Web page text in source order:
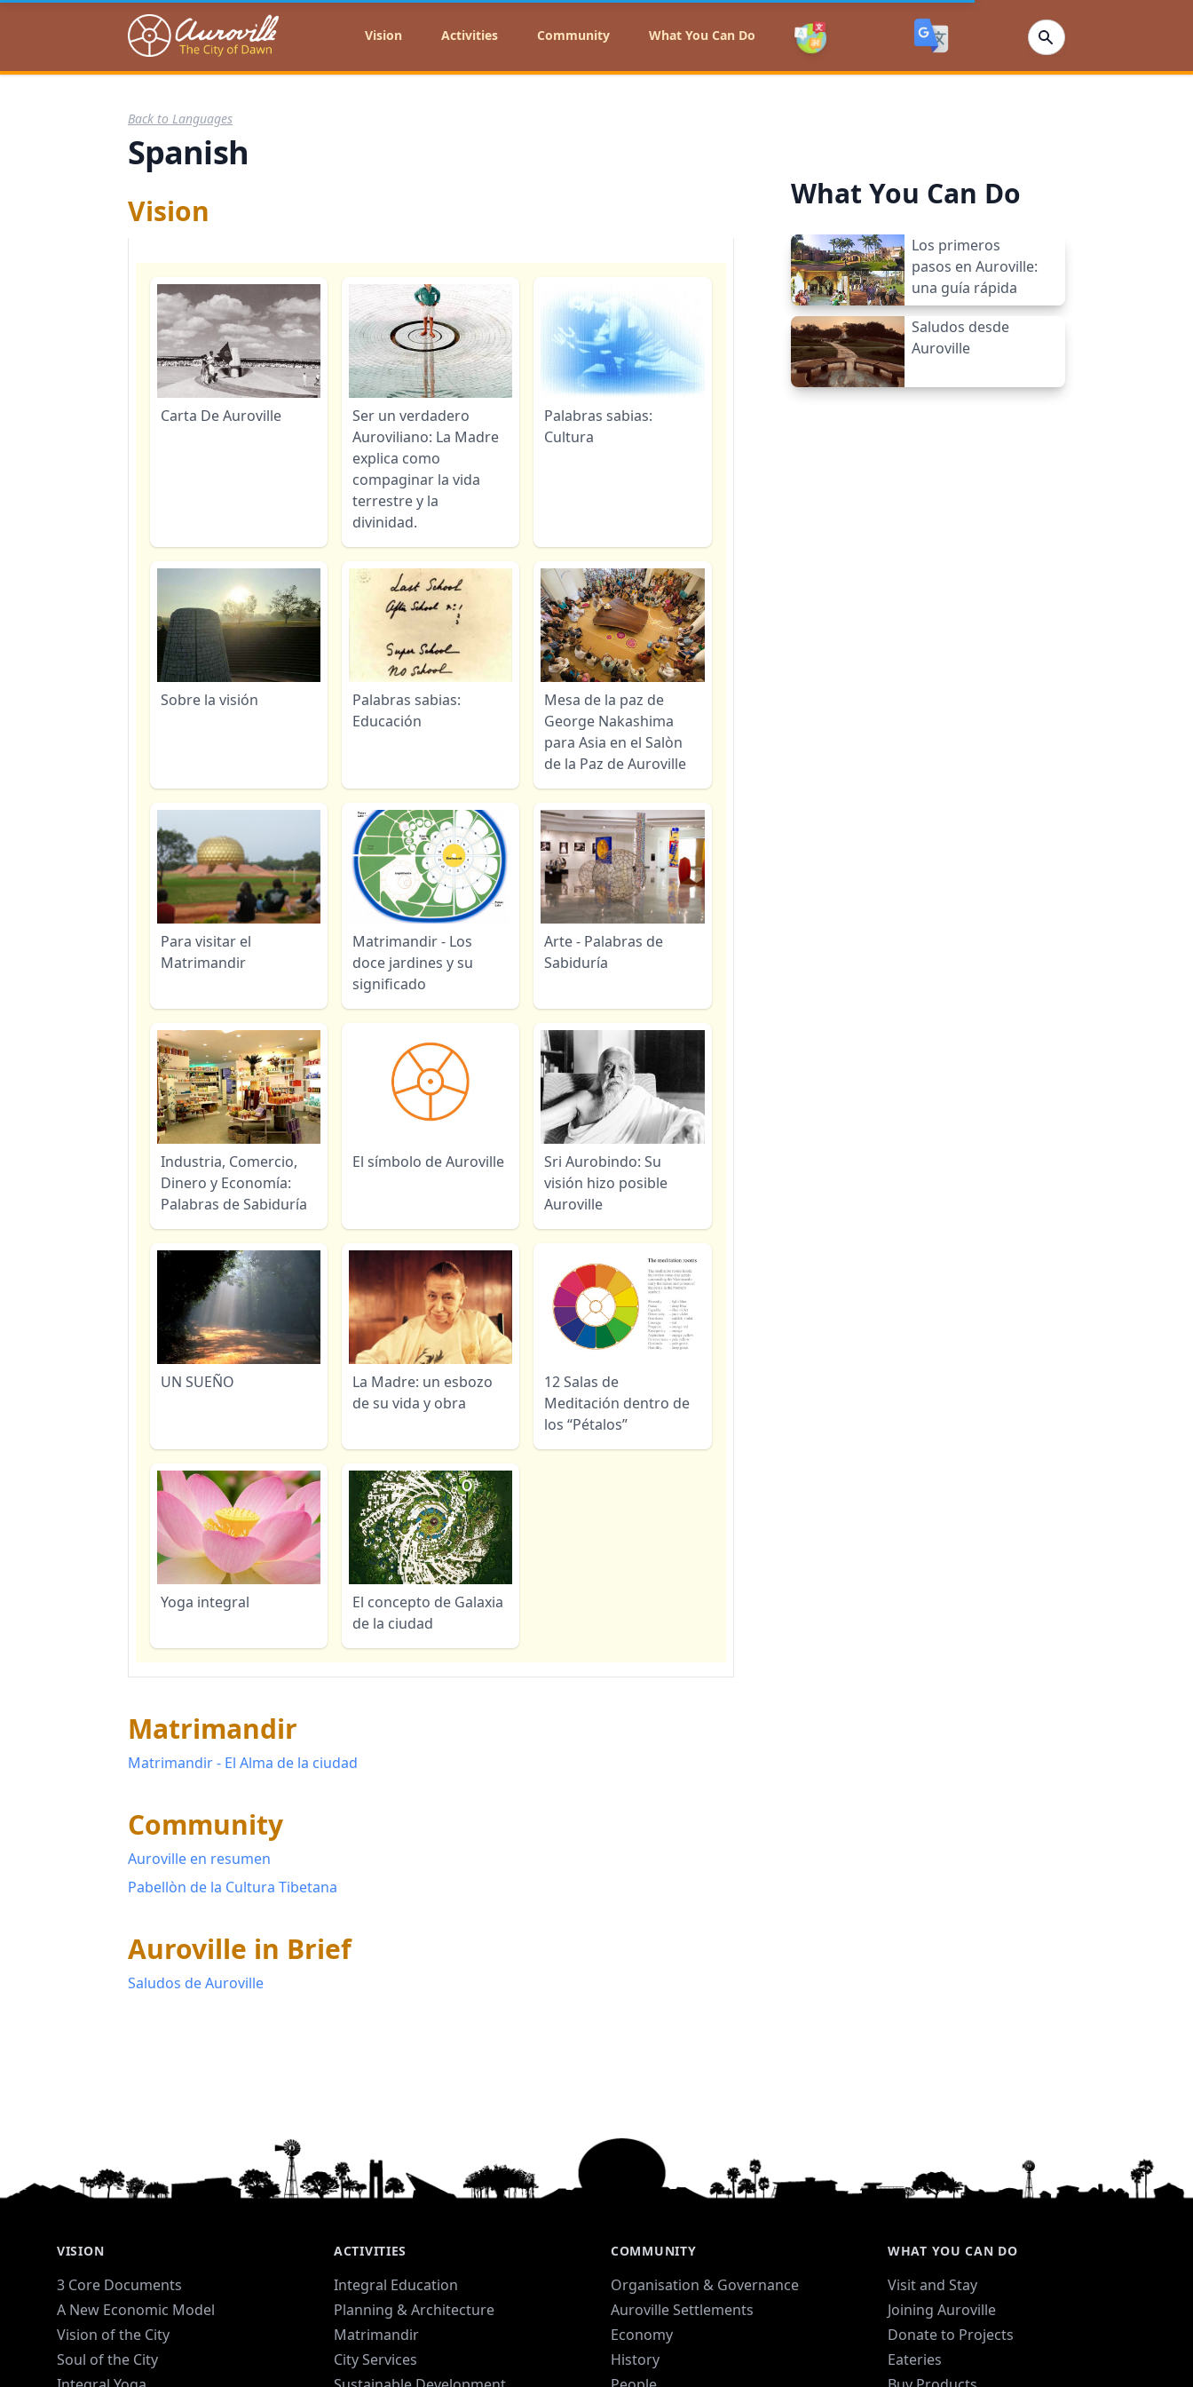
Auroville Vision Activities Community What You Can Do
Back to Languages
Spanish
Vision
Carta De Auroville
Ser un verdadero
Auroviliano: La Madre
explica como
compaginar la vida
terrestre y la
divinidad.
Palabras sabias:
Cultura
Sobre la visión
Palabras sabias:
Educación
Mesa de la paz de
George Nakashima
para Asia en el Salòn
de la Paz de Auroville
Para visitar el
Matrimandir
Matrimandir - Los
doce jardines y su
significado
Arte - Palabras de
Sabiduría
Industria, Comercio,
Dinero y Economía:
Palabras de Sabiduría
El símbolo de Auroville
Sri Aurobindo: Su
visión hizo posible
Auroville
UN SUEÑO
La Madre: un esbozo
de su vida y obra
12 Salas de
Meditación dentro de
los “Pétalos”
Yoga integral
El concepto de Galaxia
de la ciudad
Matrimandir
Matrimandir - El Alma de la ciudad
Community
Auroville en resumen
Pabellòn de la Cultura Tibetana
Auroville in Brief
Saludos de Auroville
What You Can Do
Los primeros
pasos en Auroville:
una guía rápida
Saludos desde
Auroville
VISION
3 Core Documents
A New Economic Model
Vision of the City
Soul of the City
ACTIVITIES
Integral Education
Planning & Architecture
Matrimandir
City Services
COMMUNITY
Organisation & Governance
Auroville Settlements
Economy
History
WHAT YOU CAN DO
Visit and Stay
Joining Auroville
Donate to Projects
Eateries